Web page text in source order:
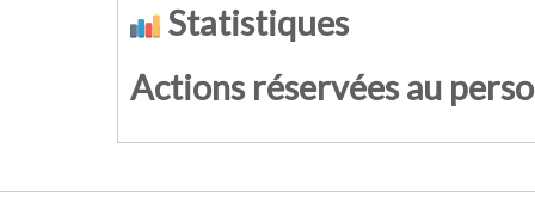
Statistiques
Actions réservées au